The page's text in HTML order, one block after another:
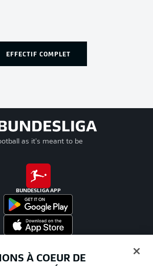
EFFECTIF COMPLET
as it's meant to be
BUNDESLIGA APP
À COEUR DE